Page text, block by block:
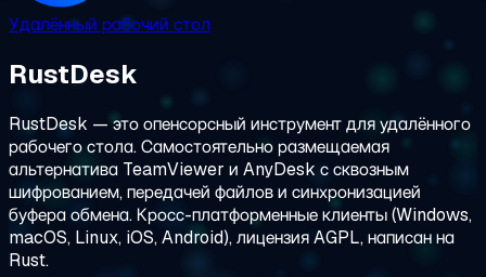
Удалённый рабочий стол
RustDesk
RustDesk — это опенсорсный инструмент для удалённого
рабочего стола. Самостоятельно размещаемая
альтернатива TeamViewer и AnyDesk с сквозным
шифрованием, передачей файлов и синхронизацией
буфера обмена. Кросс-платформенные клиенты (Windows,
macOS, Linux, iOS, Android), лицензия AGPL, написан на
Rust.